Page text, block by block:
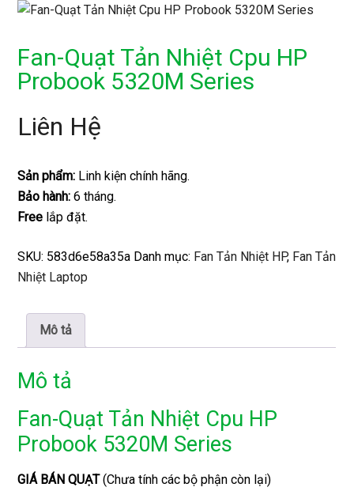
Fan-Quạt Tản Nhiệt Cpu HP
Probook 5320M Series
Liên Hệ
Sản phẩm: Linh kiện chính hãng.
Bảo hành: 6 tháng.
Free lắp đặt.
SKU: 583d6e58a35a Danh mục: Fan Tản Nhiệt HP, Fan Tản
Nhiệt Laptop
Mô tả
Mô tả
Fan-Quạt Tản Nhiệt Cpu HP
Probook 5320M Series
GIÁ BÁN QUẠT(Chưa tính các bộ phận còn lại)